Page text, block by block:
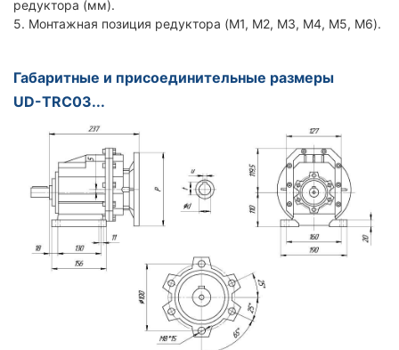
редуктора (мм).
5. Монтажная позиция редуктора (M1, M2, M3, M4, M5, M6).
Габаритные и присоединительные размеры
UD-TRC03...